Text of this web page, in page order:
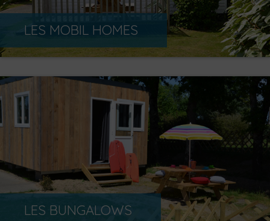
LES MOBIL HOMES
LES BUNGALOWS